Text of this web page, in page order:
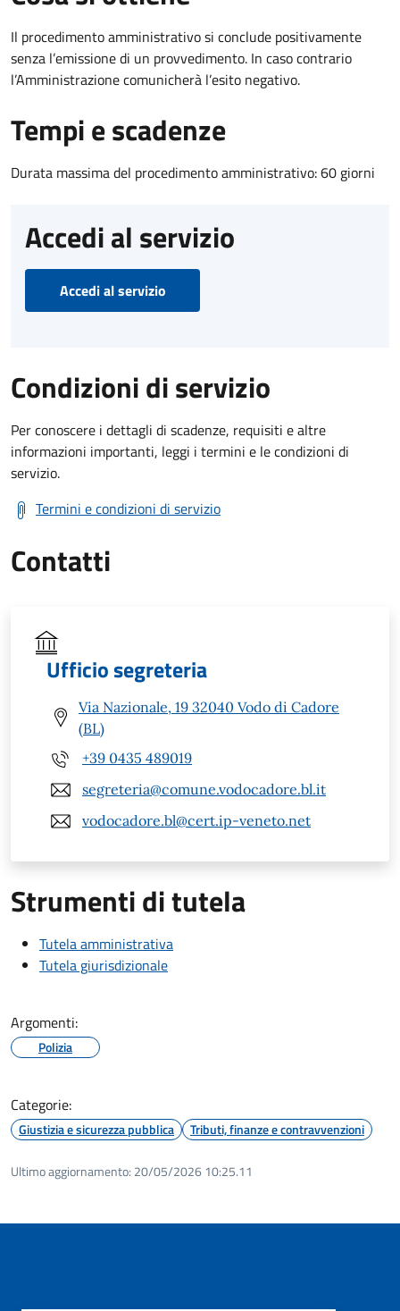
Il procedimento amministrativo si conclude positivamente
senza l’emissione di un provvedimento. In caso contrario
l’Amministrazione comunicherà l’esito negativo.
Tempi e scadenze
Durata massima del procedimento amministrativo: 60 giorni
Accedi al servizio
Accedi al servizio
Condizioni di servizio
Per conoscere i dettagli di scadenze, requisiti e altre
informazioni importanti, leggi i termini e le condizioni di
servizio.
Termini e condizioni di servizio
Contatti
Ufficio segreteria
Via Nazionale, 19 32040 Vodo di Cadore
(BL)
+39 0435 489019
segreteria@comune.vodocadore.bl.it
vodocadore.bl@cert.ip-veneto.net
Strumenti di tutela
Tutela amministrativa
Tutela giurisdizionale
Argomenti:
Polizia
Categorie:
Giustizia e sicurezza pubblica Tributi, finanze e contravvenzioni
Ultimo aggiornamento: 20/05/2026 10:25.11